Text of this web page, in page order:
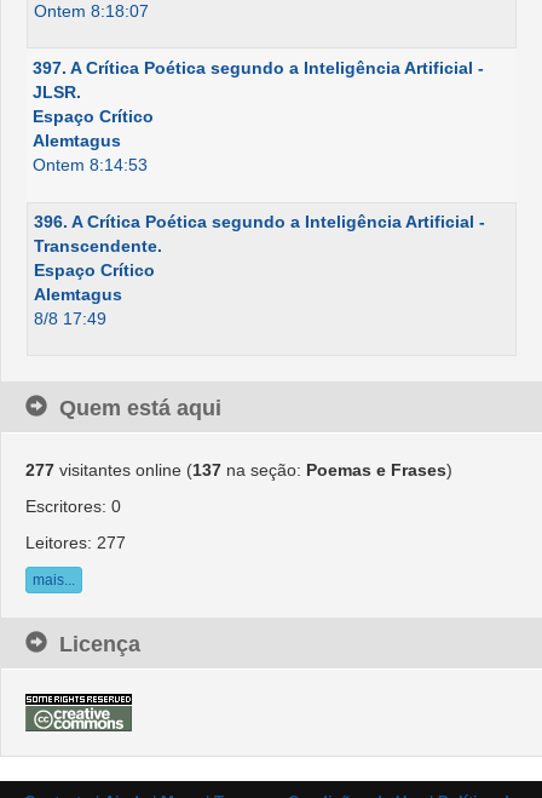
Ontem 8:18:07
397. A Crítica Poética segundo a Inteligência Artificial -
JLSR.
Espaço Crítico
Alemtagus
Ontem 8:14:53
396. A Crítica Poética segundo a Inteligência Artificial -
Transcendente.
Espaço Crítico
Alemtagus
8/8 17:49
Quem está aqui
277 visitantes online (137 na seção: Poemas e Frases)
Escritores: 0
Leitores: 277
mais...
Licença